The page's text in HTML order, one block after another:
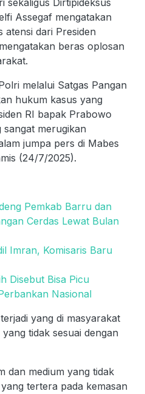
sekaligus Dirtipideksus
Assegaf mengatakan
atensi dari Presiden
beras oplosan
melalui Satgas Pangan
hukum kasus yang
RI bapak Prabowo
merugikan
jumpa pers di Mabes
(24/7/2025).
Pemkab Barru dan
Cerdas Lewat Bulan
Imran, Komisaris Baru
Disebut Bisa Picu
Nasional
yang di masyarakat
tidak sesuai dengan
dan medium yang tidak
tertera pada kemasan